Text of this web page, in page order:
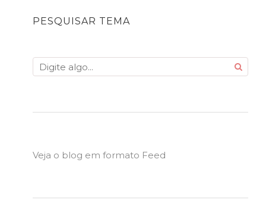
PESQUISAR TEMA
Veja o blog em formato Feed